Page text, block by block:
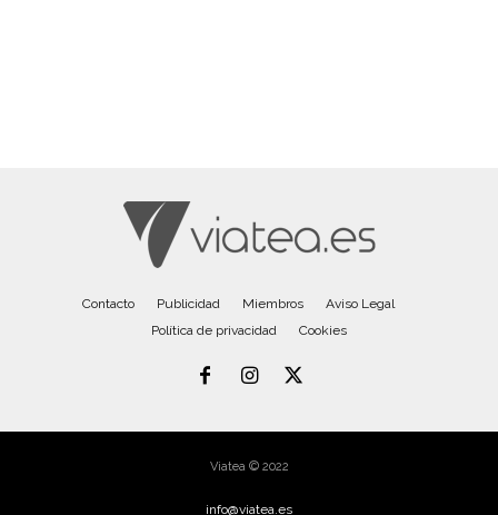
Contacto Publicidad Miembros
Aviso Legal
Política de privacidad
Cookies
Viatea © 2022
info@viatea.es